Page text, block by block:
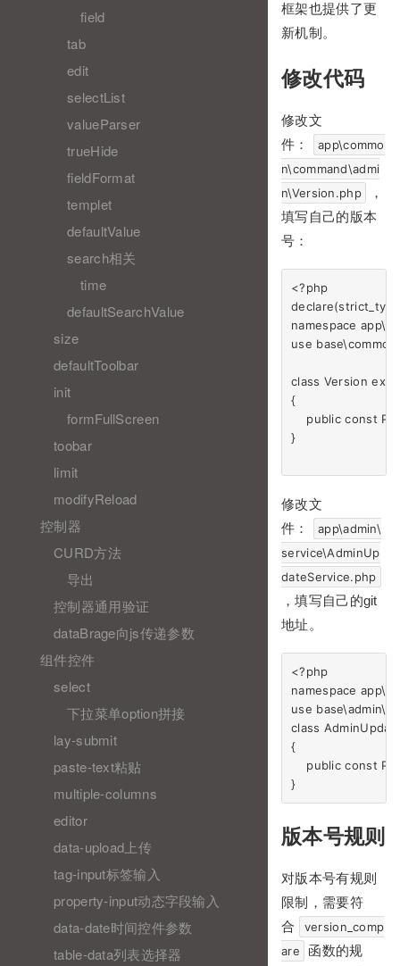
field
tab
edit
selectList
valueParser
trueHide
fieldFormat
templet
defaultValue
search相关
time
defaultSearchValue
size
defaultToolbar
init
formFullScreen
toobar
limit
modifyReload
控制器
CURD方法
导出
控制器通用验证
dataBrage向js传递参数
组件控件
select
下拉菜单option拼接
lay-submit
paste-text粘贴
multiple-columns
editor
data-upload上传
tag-input标签输入
property-input动态字段输入
data-date时间控件参数
table-data列表选择器
框架也提供了更
新机制。
修改代码
修改文
件：
app\commo
n\command\admi
n\Version.php
，
填写自己的版本
号：
<?php
namespace
use
class Version
{
public const
}
修改文
件：
app\admin\
service\AdminUp
dateService.php
，填写自己的git
地址。
<?php
namespace
use
class
{
public const
版本号规则
对版本号有规则
限制，需要符
合
version_comp
are
函数的规